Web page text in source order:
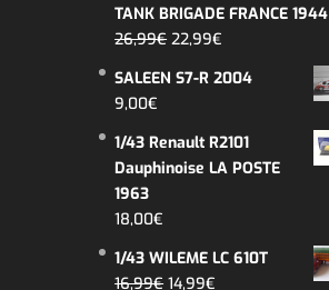
TANK BRIGADE FRANCE 1944
26,99€ El
original
26,99€.
22,99€
actual
22,99€.
SALEEN S7-R 2004
9,00€
1/43 Renault R2101
Dauphinoise LA POSTE
1963
18,00€
1/43 WILEME LC 610T
16,99€ El
14,99€